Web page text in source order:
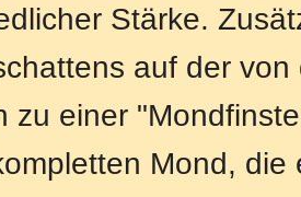
Stärke.
auf der
zu einer
Mond,